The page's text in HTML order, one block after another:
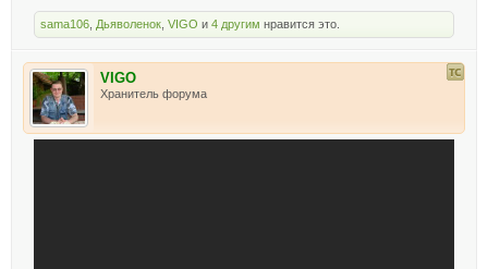
sama106 Дьяволенок VIGO и 4 другим нравится это.
VIGO
Хранитель форума